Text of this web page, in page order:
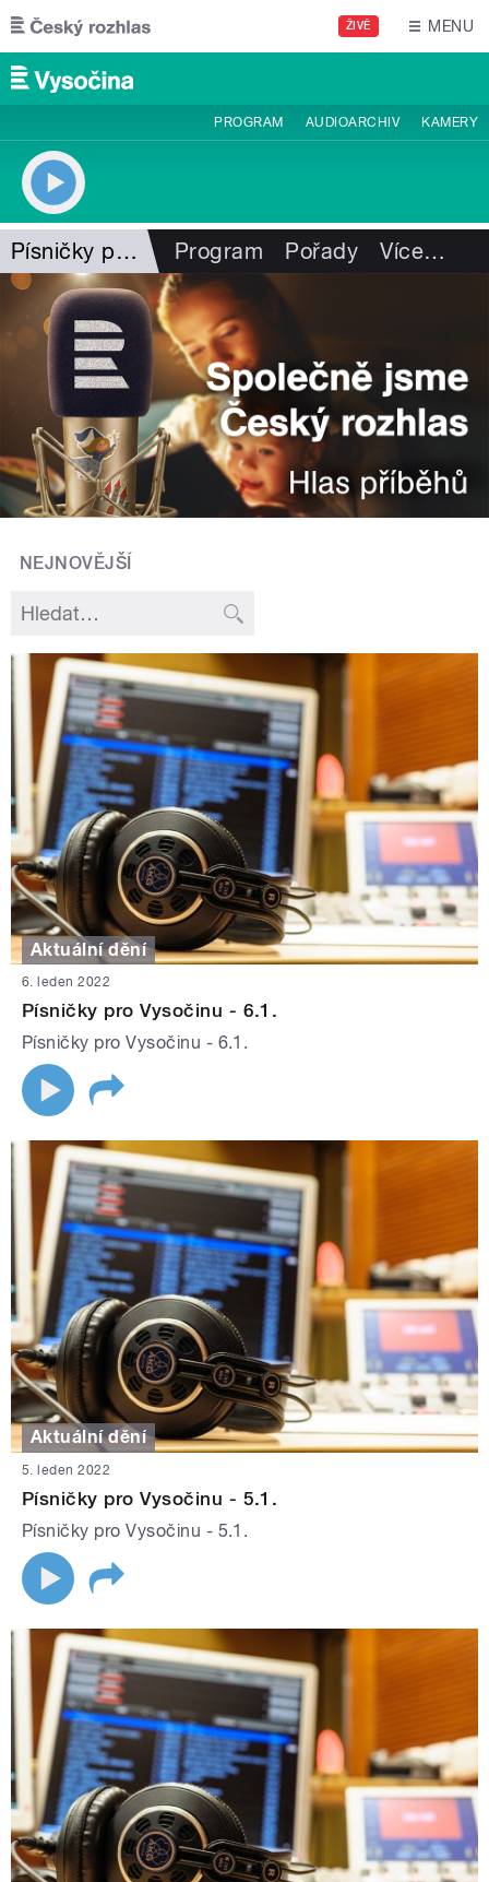
Přejít k hlavnímu obsahu
ŽIVĚ MENU
PROGRAM AUDIOARCHIV KAMERY
Písničky pro Vysočinu Program Pořady Více…
NEJNOVĚJŠÍ
Aktuální dění
6. leden 2022
Písničky pro Vysočinu - 6.1.
Písničky pro Vysočinu - 6.1.
Aktuální dění
5. leden 2022
Písničky pro Vysočinu - 5.1.
Písničky pro Vysočinu - 5.1.